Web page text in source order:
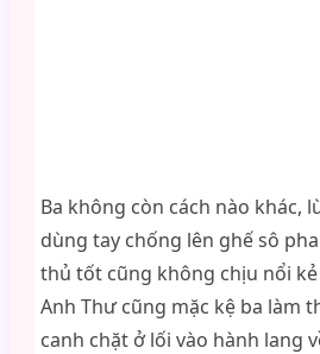
Ba không còn cách nào khác,
dùng tay chống lên ghế sô
thủ tốt cũng không chịu nổi
Anh Thư cũng mặc kệ ba làm
canh chặt ở lối vào hành lang